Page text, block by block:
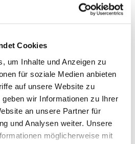
Cookies
um Inhalte und Anzeigen zu
für soziale Medien anbieten
auf unsere Website zu
wir Informationen zu Ihrer
an unsere Partner für
und Analysen weiter. Unsere
möglicherweise mit
mit ihren Müttern oder
mit ihren Müttern oder
Spielen, Singen, Basteln
Erfahrungen. Für Kinder ab